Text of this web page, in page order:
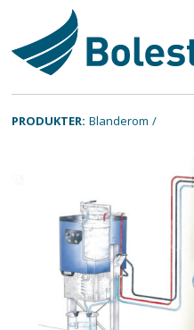
PRODUKTER: Blanderom